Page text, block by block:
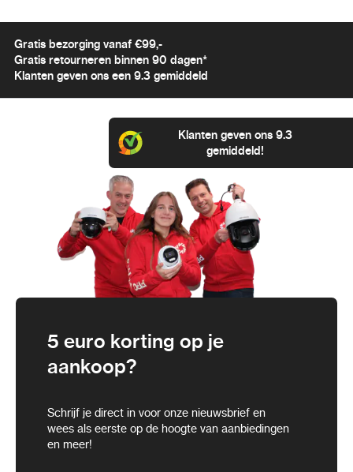
Gratis bezorging vanaf €99,-
Gratis retourneren binnen 90 dagen*
Klanten geven ons een 9.3 gemiddeld
5 euro korting op je
aankoop?
Schrijf je direct in voor onze nieuwsbrief en
wees als eerste op de hoogte van aanbiedingen
en meer!
Klanten geven ons 9.3
gemiddeld!